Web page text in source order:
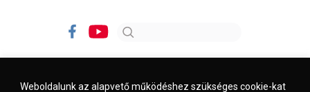
Weboldalunk az alapvető működéshez szükséges cookie-kat